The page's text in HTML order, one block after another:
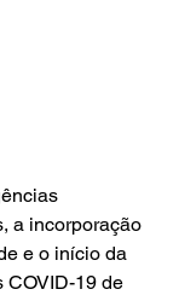
a incorporação
e o início da
COVID-19 de